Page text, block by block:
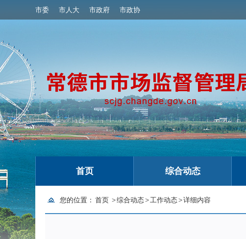
市委 市人大 市政府 市政协
首页 综合动态
您的位置： 首页 >综合动态>工作动态>详细内容